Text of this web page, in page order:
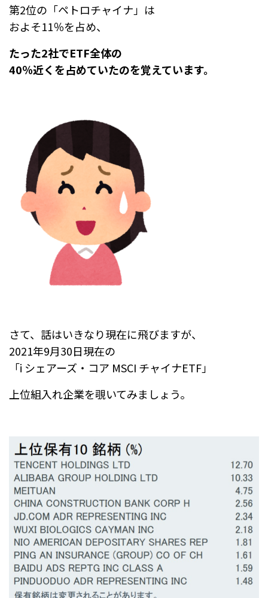
第2位の「ペトロチャイナ」は
およそ11％を占め、
たった2社でETF全体の
40％近くを占めていたのを覚えています。
さて、話はいきなり現在に飛びますが、
2021年9月30日現在の
「i シェアーズ・コア MSCI チャイナETF」
上位組入れ企業を覗いてみましょう。